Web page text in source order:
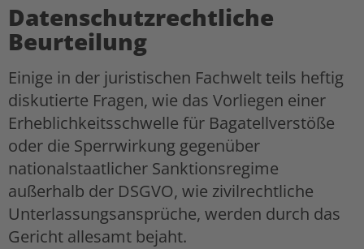
Datenschutzrechtliche
Beurteilung
Einige in der juristischen Fachwelt teils heftig
diskutierte Fragen, wie das Vorliegen einer
Erheblichkeitsschwelle für Bagatellverstöße
oder die Sperrwirkung gegenüber
nationalstaatlicher Sanktionsregime
außerhalb der DSGVO, wie zivilrechtliche
Unterlassungsansprüche, werden durch das
Gericht allesamt bejaht.